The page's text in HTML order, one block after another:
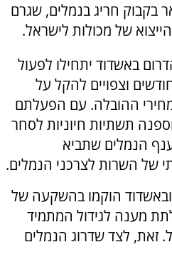
בקבוק חריג בנמלים, שגרם
של מכולות לישראל.
באשדוד יתחילו לפעול
וצפויים להקל על
ההובלה. עם הפעלתם
תשתיות חיוניות לסחר
הנמלים שתביא
של השרות לצרכני הנמלים.
הוקמו בהשקעה של
מענה לגידול המתמיד
זאת, לצד שדרוג הנמלים